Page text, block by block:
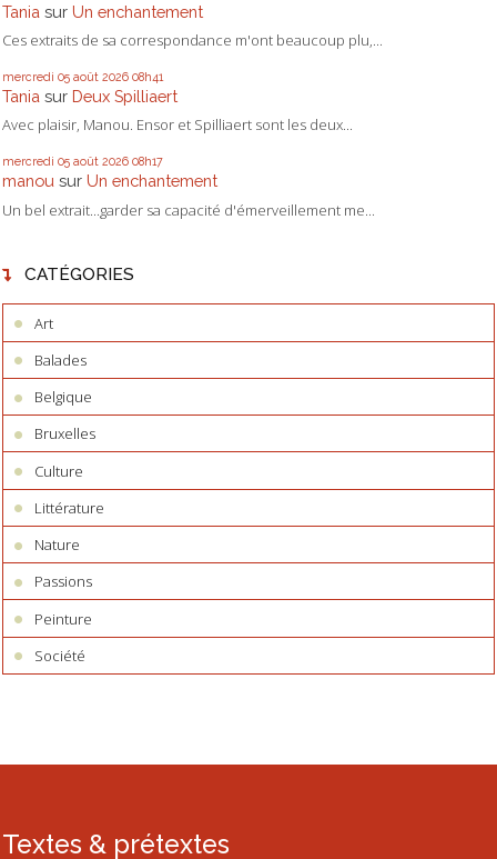
Tania sur Un enchantement
Ces extraits de sa correspondance m'ont beaucoup plu,...
mercredi 05 août 2026 08h41
Tania sur Deux Spilliaert
Avec plaisir, Manou. Ensor et Spilliaert sont les deux...
mercredi 05 août 2026 08h17
manou sur Un enchantement
Un bel extrait...garder sa capacité d'émerveillement me...
CATÉGORIES
Art
Balades
Belgique
Bruxelles
Culture
Littérature
Nature
Passions
Peinture
Société
Textes & prétextes